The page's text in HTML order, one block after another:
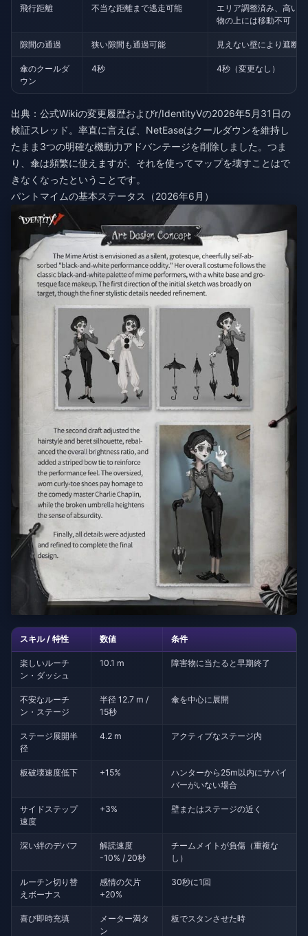
飛行距離 不当な距離まで逃走可能
エリア調整済み、高い建
物の上には移動不可
隙間の通過 狭い隙間も通過可能 見えない壁により遮断
傘のクールダ
ウン
4秒 4秒（変更なし）
出典：公式Wikiの変更履歴およびr/IdentityVの2026年5月31日の
検証スレッド。率直に言えば、NetEaseはクールダウンを維持し
たまま3つの明確な機動力アドバンテージを削除しました。つま
り、傘は頻繁に使えますが、それを使ってマップを壊すことはで
きなくなったということです。
パントマイムの基本ステータス（2026年6月）
スキル / 特性 数値 条件
楽しいルーチ
ン・ダッシュ
10.1 m 障害物に当たると早期終了
不安なルーチ
ン・ステージ
半径 12.7 m /
15秒
傘を中心に展開
ステージ展開半
径
4.2 m アクティブなステージ内
板破壊速度低下 +15%
ハンターから25m以内にサバイ
バーがいない場合
サイドステップ
速度
+3% 壁またはステージの近く
深い絆のデバフ
解読速度
-10% / 20秒
チームメイトが負傷（重複な
し）
ルーチン切り替
えボーナス
感情の欠片
+20%
30秒に1回
喜び即時充填
メーター満タ
ン
板でスタンさせた時